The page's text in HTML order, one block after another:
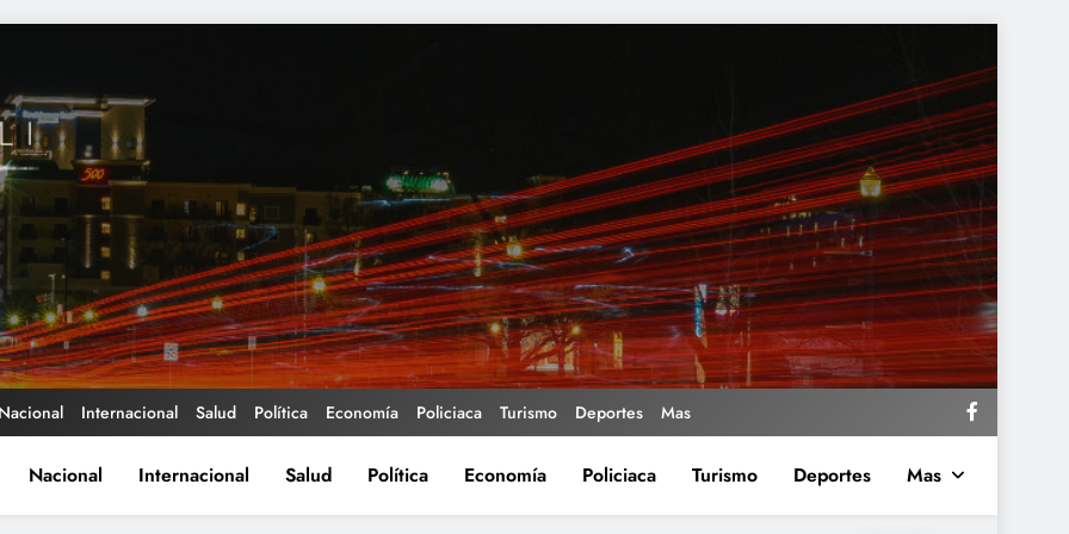
Nacional Internacional Salud Política Economía Policiaca Turismo Deportes Mas
Nacional Internacional Salud Política Economía Policiaca Turismo Deportes Mas